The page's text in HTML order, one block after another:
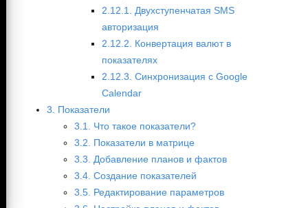
2.12.1. Двухступенчатая SMS
авторизация
2.12.2. Конвертация валют в
показателях
2.12.3. Синхронизация с Google
Calendar
3. Показатели
3.1. Что такое показатели?
3.2. Показатели в матрице
3.3. Добавление планов и фактов
3.4. Создание показателей
3.5. Редактирование параметров